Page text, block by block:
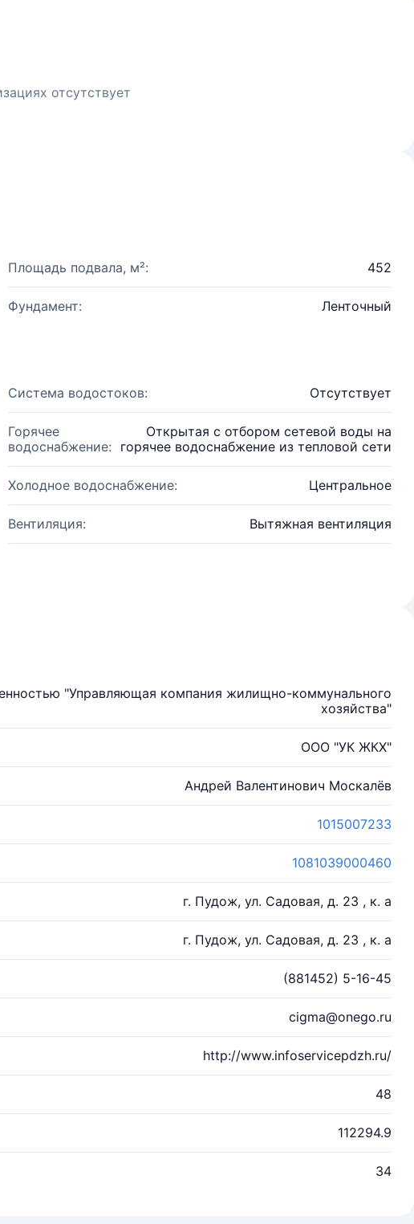
отсутствует
Площадь подвала, м²: 452
Фундамент: Ленточный
Система водостоков: Отсутствует
Горячее
водоснабжение:
Открытая с отбором сетевой воды на
горячее водоснабжение из тепловой сети
Холодное водоснабжение: Центральное
Вентиляция: Вытяжная вентиляция
"Управляющая компания жилищно-коммунального
хозяйства"
ООО "УК ЖКХ"
Андрей Валентинович Москалёв
1015007233
1081039000460
г. Пудож, ул. Садовая, д. 23 , к. а
г. Пудож, ул. Садовая, д. 23 , к. а
(881452) 5-16-45
cigma@onego.ru
http://www.infoservicepdzh.ru/
48
112294.9
34